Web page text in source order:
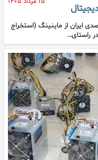
ایران از ماینینگ (استخراج
راستای…